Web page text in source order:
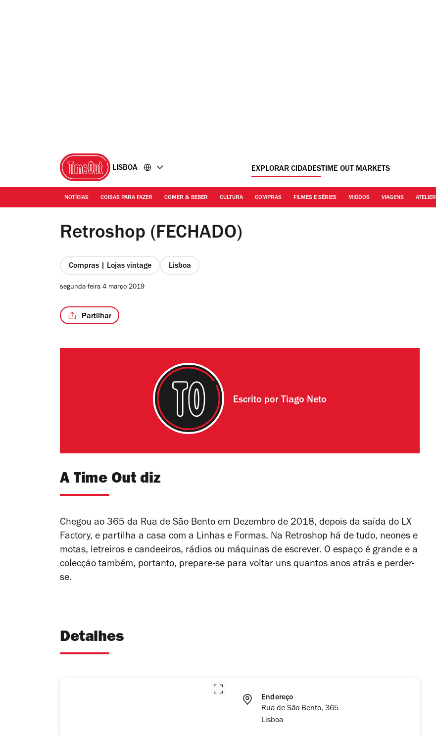
LISBOA EXPLORAR CIDADESTIME OUT MARKETS
NOTÍCIAS COISAS PARA FAZER COMER & BEBER CULTURA COMPRAS FILMES E SÉRIES MIÚDOS VIAGENS ATELIER
Retroshop (FECHADO)
Compras | Lojas vintage Lisboa
segunda-feira 4 março 2019
Partilhar
Escrito por Tiago Neto
A Time Out diz
Chegou ao 365 da Rua de São Bento em Dezembro de 2018, depois da saída do LX
Factory, e partilha a casa com a Linhas e Formas. Na Retroshop há de tudo, neones e
motas, letreiros e candeeiros, rádios ou máquinas de escrever. O espaço é grande e a
colecção também, portanto, prepare-se para voltar uns quantos anos atrás e perder-
se.
Detalhes
Endereço
Rua de São Bento, 365
Lisboa